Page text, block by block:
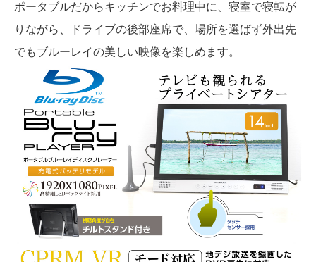
ポータブルだからキッチンでお料理中に、寝室で寝転が
りながら、ドライブの後部座席で、場所を選ばず外出先
でもブルーレイの美しい映像を楽しめます。